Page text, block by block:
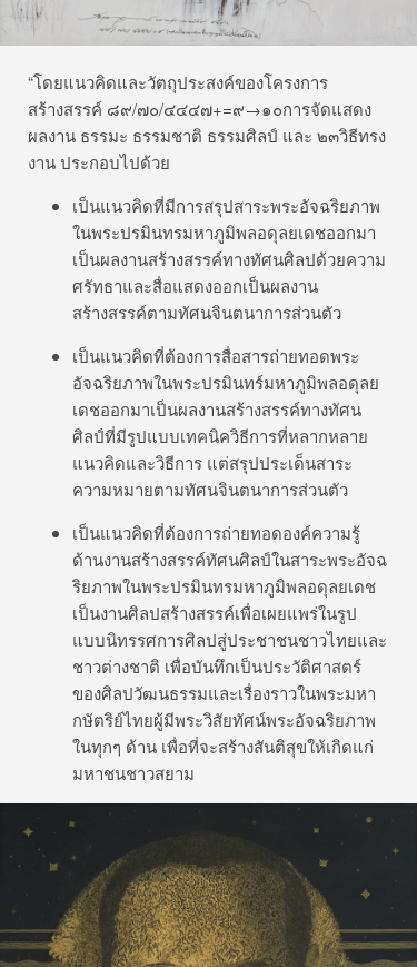
“โดยแนวคิดและวัตถุประสงค์ของโครงการ
สร้างสรรค์ ๘๙/๗๐/๔๔๔๗+=๙→๑๐การจัดแสดง
ผลงาน ธรรมะ ธรรมชาติ ธรรมศิลป์ และ ๒๓วิธีทรง
งาน ประกอบไปด้วย
เป็นแนวคิดที่มีการสรุปสาระพระอัจฉริยภาพ
ในพระปรมินทรมหาภูมิพลอดุลยเดชออกมา
เป็นผลงานสร้างสรรค์ทางทัศนศิลปด้วยความ
ศรัทธาและสื่อแสดงออกเป็นผลงาน
สร้างสรรค์ตามทัศนจินตนาการส่วนตัว
เป็นแนวคิดที่ต้องการสื่อสารถ่ายทอดพระ
อัจฉริยภาพในพระปรมินทร์มหาภูมิพลอดุลย
เดชออกมาเป็นผลงานสร้างสรรค์ทางทัศน
ศิลป์ที่มีรูปแบบเทคนิควิธีการที่หลากหลาย
แนวคิดและวิธีการ แต่สรุปประเด็นสาระ
ความหมายตามทัศนจินตนาการส่วนตัว
เป็นแนวคิดที่ต้องการถ่ายทอดองค์ความรู้
ด้านงานสร้างสรรค์ทัศนศิลป์ในสาระพระอัจฉ
ริยภาพในพระปรมินทรมหาภูมิพลอดุลยเดช
เป็นงานศิลปสร้างสรรค์เพื่อเผยแพร่ในรูป
แบบนิทรรศการศิลปสู่ประชาชนชาวไทยและ
ชาวต่างชาติ เพื่อบันทึกเป็นประวัติศาสตร์
ของศิลปวัฒนธรรมและเรื่องราวในพระมหา
กษัตริย์ไทยผู้มีพระวิสัยทัศน์พระอัจฉริยภาพ
ในทุกๆ ด้าน เพื่อที่จะสร้างสันติสุขให้เกิดแก่
มหาชนชาวสยาม